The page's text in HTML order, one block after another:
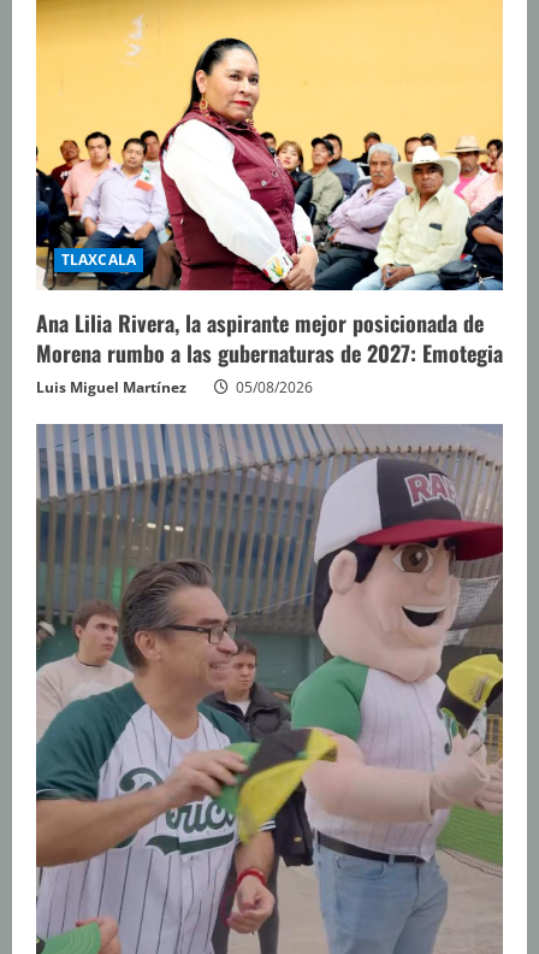
TLAXCALA
Ana Lilia Rivera, la aspirante mejor posicionada de
Morena rumbo a las gubernaturas de 2027: Emotegia
Luis Miguel Martínez 05/08/2026